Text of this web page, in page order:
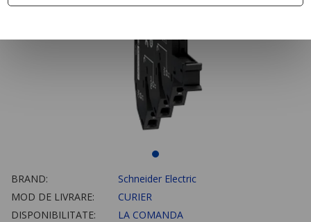
BRAND:
Schneider Electric
MOD DE LIVRARE:
CURIER
DISPONIBILITATE:
LA COMANDA